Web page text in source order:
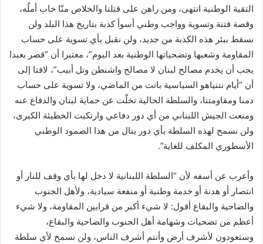
التقية الوطنية انتهى، ومن راهن على قتلنا والخلاص منّا خاب أملُه،
وقصة فتنة وتسوية وواجب وطني أسوأ كذبة بتاريخ هذا البلد ولن
نسقط ببئر هذه الكذبة من جديد، ولن نقبل بأي تسوية على حساب
المقاومة وشعبها وتضحياتها الوطنية بعد اليوم”، معتبرا أن “قصر بعبدا
يجب أن يخدم مصالح لبنان لا مصالح واشنطن وتل أبيب”، لافتا إلى
أن “أيام نتنياهو السياسية باتت من الماضي، ولا تسوية على حساب
دمنا ومقاومتنا، والسلطة الحالية تخلّت عن حماية لبنان والدفاع عنه
ومنعت الجيش اللبناني من أي دور دفاعي وارتكبت الخطيئة الكبرى،
ولن نسمح لهذه السلطة بأي دور ينال من هذا الصمود الوطني
الأسطوري المكلف للغاية”.
وأعرب عن أسفه لأن “السلطة اللبنانية لا دخل لها بأي وقف للنار أو
انتصار أو هدنة أو خدمة وطنية أو منفعة سيادية، ولأهل الجنوب
والضاحية والبقاع أقول: لا شيء أكبر من قرابين المقاومة، ولا شيء
أعظم من تضحيات وشهامة أهل الجنوب والضاحية والبقاع،
وستعودون لأشرف أرض وأنتم أشرف الناس، ولن نسمح لأي سلطة